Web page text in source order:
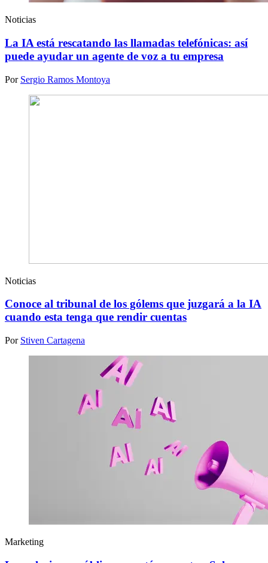
Noticias
La IA está rescatando las llamadas telefónicas: así
puede ayudar un agente de voz a tu empresa
Por Sergio Ramos Montoya
Noticias
Conoce al tribunal de los gólems que juzgará a la IA
cuando esta tenga que rendir cuentas
Por Stiven Cartagena
Marketing